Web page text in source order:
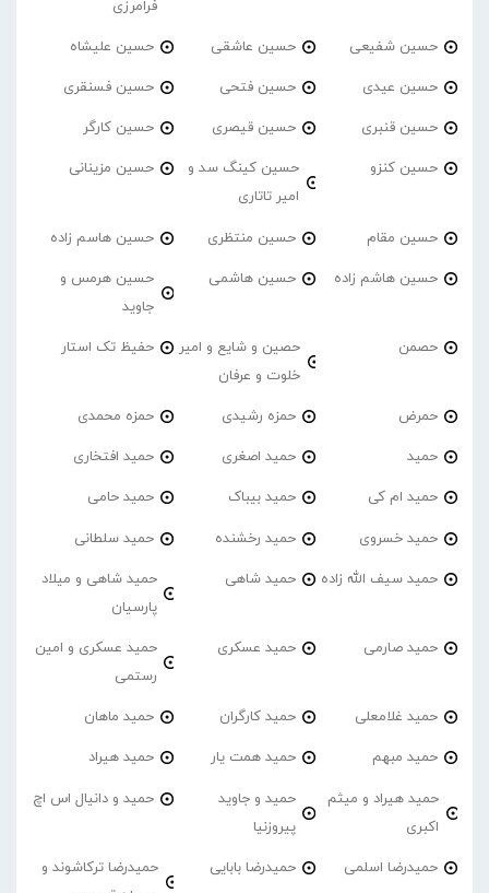
فرامرزی
حسین شفیعی حسین عاشقی حسین علیشاه
حسین عیدی حسین فتحی حسین فسنقری
حسین قنبری حسین قیصری حسین کارگر
حسین کنزو
حسین کینگ سد و
امیر تاتاری
حسین مزینانی
حسین مقام حسین منتظری حسین هاسم زاده
حسین هاشم زاده حسین هاشمی
حسین هرمس و
جاوید
حصمن
حصین و شایع و امیر
خلوت و عرفان
حفیظ تک استار
حمرض حمزه رشیدی حمزه محمدی
حمید حمید اصغری حمید افتخاری
حمید ام کی حمید بیباک حمید حامی
حمید خسروی حمید رخشنده حمید سلطانی
حمید سیف الله زاده حمید شاهی
حمید شاهی و میلاد
پارسیان
حمید صارمی حمید عسکری
حمید عسکری و امین
رستمی
حمید غلامعلی حمید کارگران حمید ماهان
حمید مبهم حمید همت یار حمید هیراد
حمید هیراد و میثم
اکبری
حمید و جاوید
پیروزنیا
حمید و دانیال اس اچ
حمیدرضا اسلمی حمیدرضا بابایی
حمیدرضا ترکاشوند و